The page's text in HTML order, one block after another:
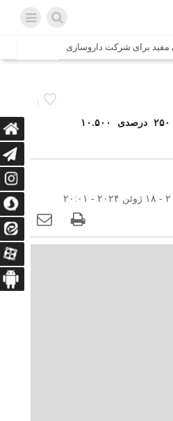
تومانی مفید برای شرکت داروسازی
در سفارت ایران در اسلام
تجاری ایران و پاکستان با
رسیده است
ایرانی در بندر کراچی
1
نگین با افزایش سرمایه ۲۵۰ درصدی ۱۰.۵۰۰